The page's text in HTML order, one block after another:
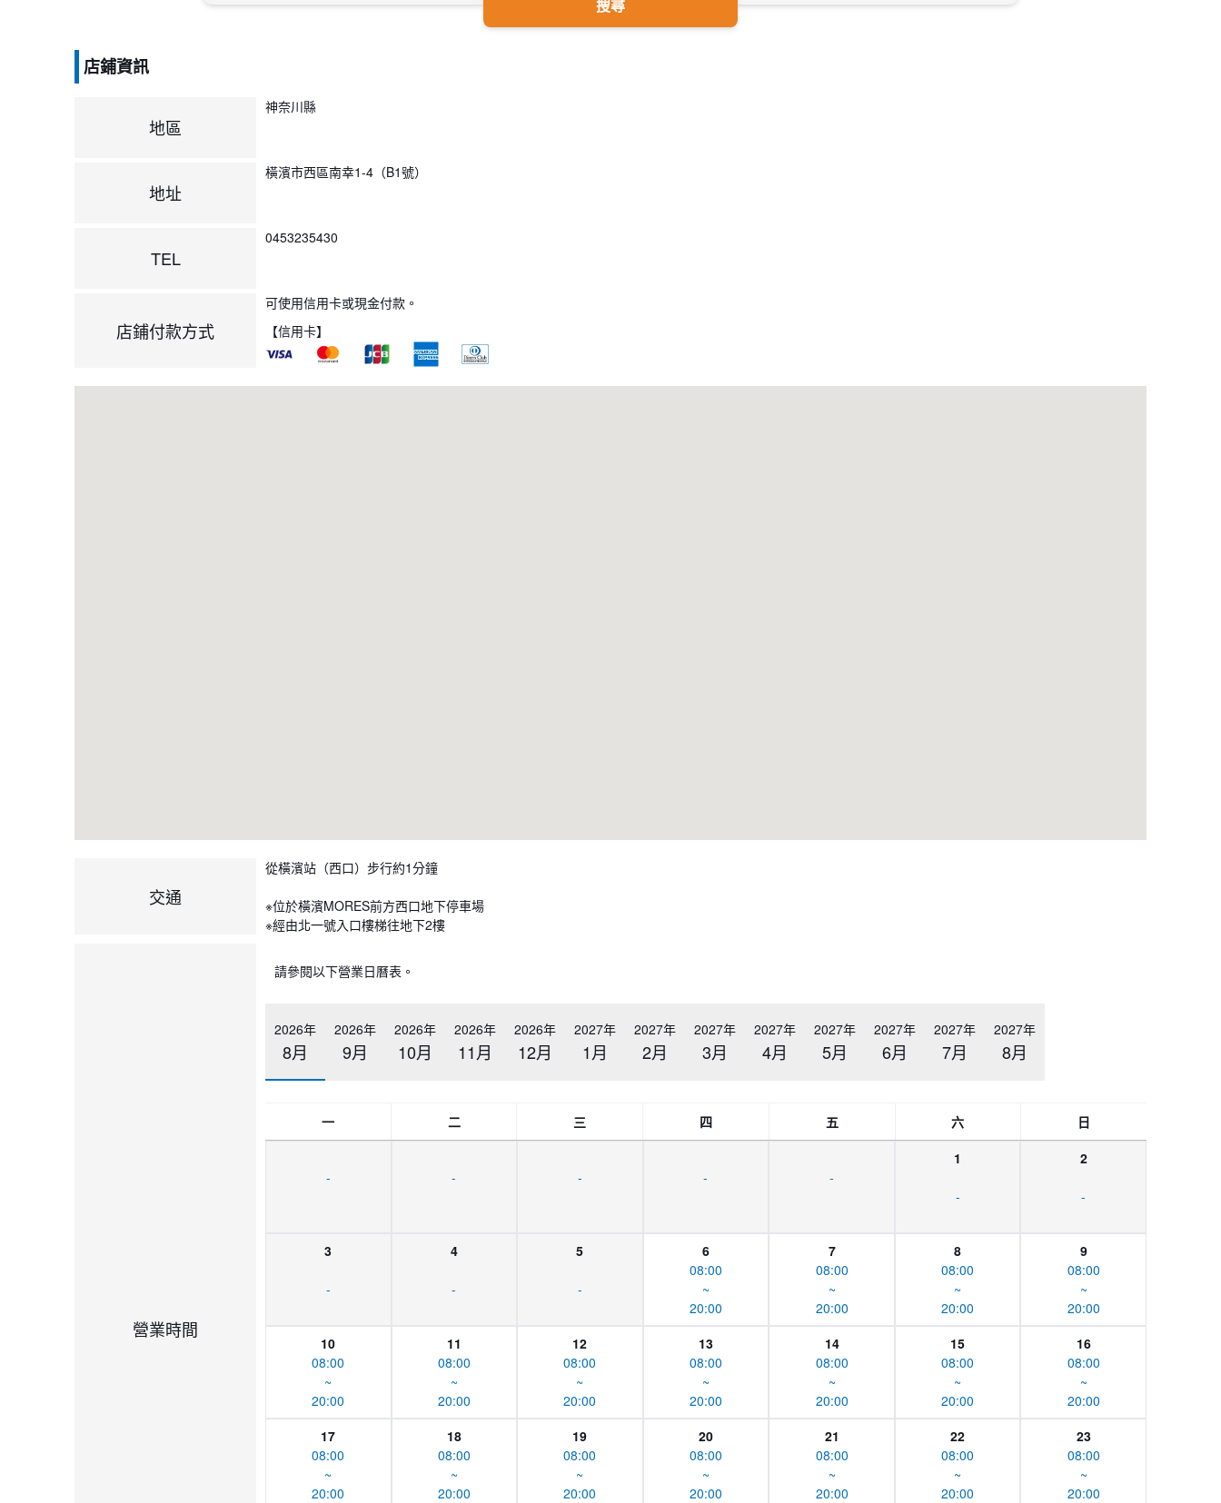
搜尋
店鋪資訊
地區
神奈川縣
地址
橫濱市西區南幸1-4（B1號）
TEL
0453235430
店鋪付款方式
可使用信用卡或現金付款。
【信用卡】
交通
從橫濱站（西口）步行約1分鐘
※位於橫濱MORES前方西口地下停車場
※經由北一號入口樓梯往地下2樓
營業時間
請參閱以下營業日曆表。
2026年
8月
2026年
9月
2026年
10月
2026年
11月
2026年
12月
2027年
1月
2027年
2月
2027年
3月
2027年
4月
2027年
5月
2027年
6月
2027年
7月
2027年
8月
一 二 三 四 五 六 日
- - - - -
1
-
2
-
3
-
4
-
5
-
6
08:00
~
20:00
7
08:00
~
20:00
8
08:00
~
20:00
9
08:00
~
20:00
10
08:00
~
20:00
11
08:00
~
20:00
12
08:00
~
20:00
13
08:00
~
20:00
14
08:00
~
20:00
15
08:00
~
20:00
16
08:00
~
20:00
17
08:00
~
20:00
18
08:00
~
20:00
19
08:00
~
20:00
20
08:00
~
20:00
21
08:00
~
20:00
22
08:00
~
20:00
23
08:00
~
20:00